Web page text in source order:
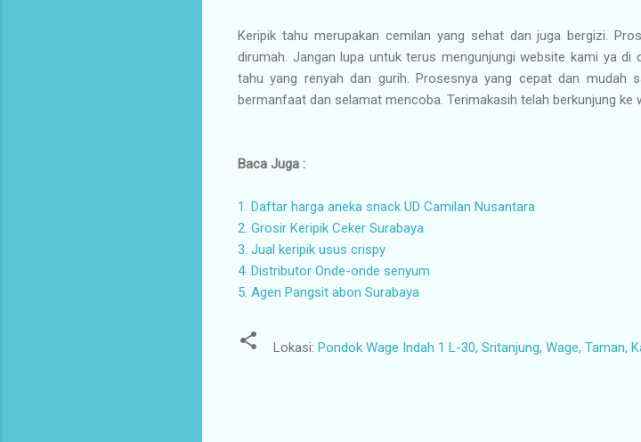
Keripik tahu merupakan cemilan yang sehat dan juga bergizi.
dirumah. Jangan lupa untuk terus mengunjungi website kami ya di
tahu yang renyah dan gurih. Prosesnya yang cepat dan mudah
bermanfaat dan selamat mencoba. Terimakasih telah berkunjung ke
Baca Juga :
1. Daftar harga aneka snack UD Camilan Nusantara
2. Grosir Keripik Ceker Surabaya
3. Jual keripik usus crispy
4. Distributor Onde-onde senyum
5. Agen Pangsit abon Surabaya
Lokasi: Pondok Wage Indah 1 L-30, Sritanjung, Wage, Taman,